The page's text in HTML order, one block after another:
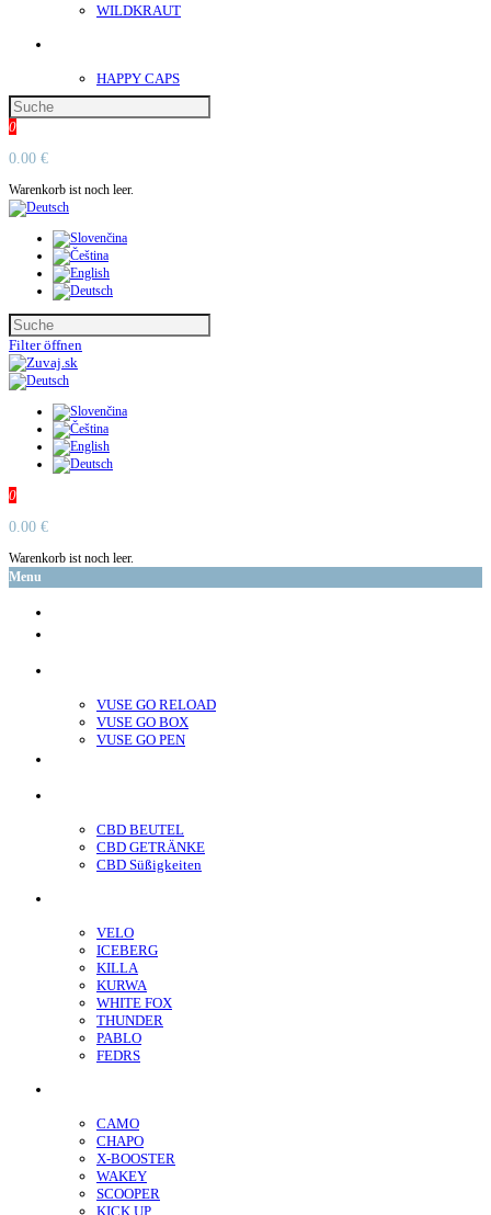
WILDKRAUT
HAPPY CAPS
0
0.00 €
Warenkorb ist noch leer.
Filter öffnen
0
0.00 €
Warenkorb ist noch leer.
Menu
VUSE GO RELOAD
VUSE GO BOX
VUSE GO PEN
CBD BEUTEL
CBD GETRÄNKE
CBD Süßigkeiten
VELO
ICEBERG
KILLA
KURWA
WHITE FOX
THUNDER
PABLO
FEDRS
CAMO
CHAPO
X-BOOSTER
WAKEY
SCOOPER
KICK UP